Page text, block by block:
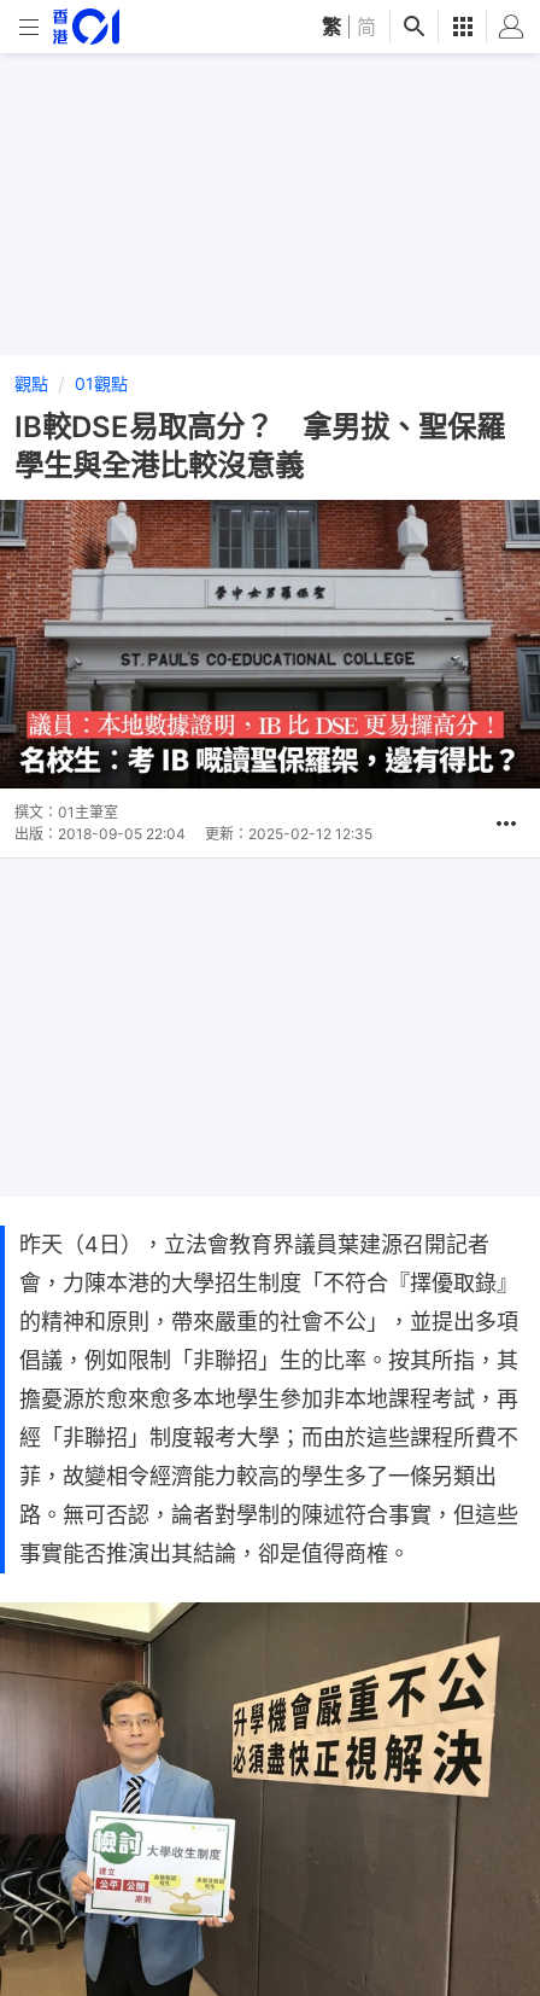
繁 简
觀點 01觀點
IB較DSE易取高分？ 拿男拔、聖保羅
學生與全港比較沒意義
撰文： 01主筆室
出版： 2018-09-05 22:04 更新： 2025-02-12 12:35
昨天（4日），立法會教育界議員葉建源召開記者
會，力陳本港的大學招生制度「不符合『擇優取錄』
的精神和原則，帶來嚴重的社會不公」，並提出多項
倡議，例如限制「非聯招」生的比率。按其所指，其
擔憂源於愈來愈多本地學生參加非本地課程考試，再
經「非聯招」制度報考大學；而由於這些課程所費不
菲，故變相令經濟能力較高的學生多了一條另類出
路。無可否認，論者對學制的陳述符合事實，但這些
事實能否推演出其結論，卻是值得商榷。